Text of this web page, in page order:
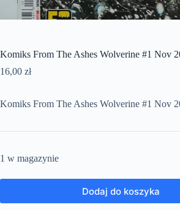
Komiks From The Ashes Wolverine #1 Nov
16,00 zł
Komiks From The Ashes Wolverine #1 Nov
1 w magazynie
Dodaj do koszyka